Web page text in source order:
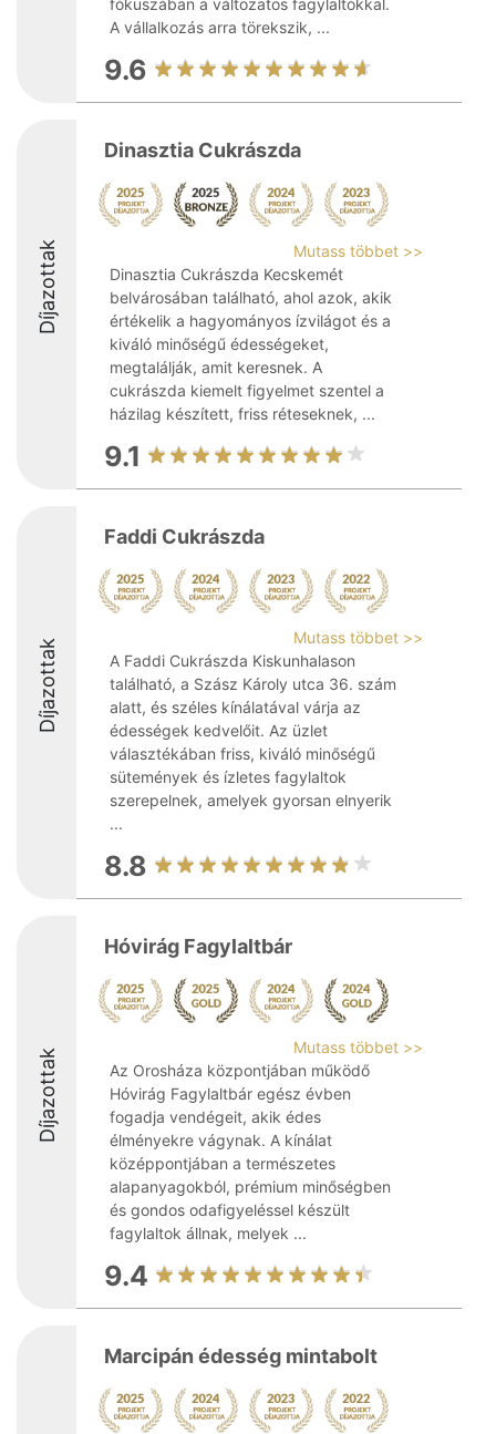
fókuszában a változatos fagylaltokkal.
A vállalkozás arra törekszik, ...
9.6
Díjazottak
Dinasztia Cukrászda
Mutass többet >>
Dinasztia Cukrászda Kecskemét
belvárosában található, ahol azok, akik
értékelik a hagyományos ízvilágot és a
kiváló minőségű édességeket,
megtalálják, amit keresnek. A
cukrászda kiemelt figyelmet szentel a
házilag készített, friss réteseknek, ...
9.1
Díjazottak
Faddi Cukrászda
Mutass többet >>
A Faddi Cukrászda Kiskunhalason
található, a Szász Károly utca 36. szám
alatt, és széles kínálatával várja az
édességek kedvelőit. Az üzlet
választékában friss, kiváló minőségű
sütemények és ízletes fagylaltok
szerepelnek, amelyek gyorsan elnyerik
...
8.8
Díjazottak
Hóvirág Fagylaltbár
Mutass többet >>
Az Orosháza központjában működő
Hóvirág Fagylaltbár egész évben
fogadja vendégeit, akik édes
élményekre vágynak. A kínálat
középpontjában a természetes
alapanyagokból, prémium minőségben
és gondos odafigyeléssel készült
fagylaltok állnak, melyek ...
9.4
Marcipán édesség mintabolt